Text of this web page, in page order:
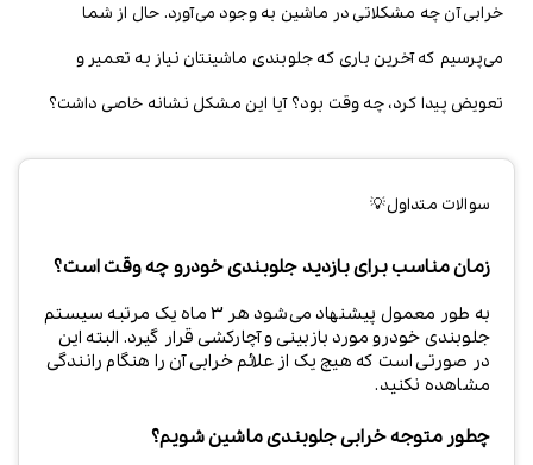
خرابی آن چه مشکلاتی در ماشین به وجود می‌آورد. حال از شما
می‌پرسیم که آخرین باری که جلوبندی ماشینتان نیاز به تعمیر و
تعویض پیدا کرد، چه وقت بود؟ آیا این مشکل نشانه خاصی داشت؟
سوالات متداول💡
زمان مناسب برای بازدید جلوبندی خودرو چه وقت است؟
به طور معمول پیشنهاد می‌شود هر 3 ماه یک مرتبه سیستم
جلوبندی خودرو مورد بازبینی و آچارکشی قرار گیرد. البته این
در صورتی است که هیچ یک از علائم خرابی آن را هنگام رانندگی
مشاهده نکنید.
چطور متوجه خرابی جلوبندی ماشین شویم؟